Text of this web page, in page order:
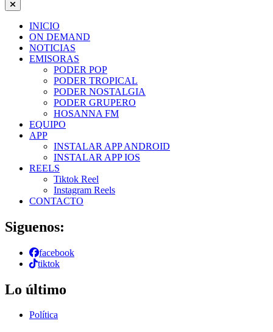
INICIO
ON DEMAND
NOTICIAS
EMISORAS
PODER POP
PODER TROPICAL
PODER NOSTALGIA
PODER GRUPERO
HOSANNA FM
EQUIPO
APP
INSTALAR APP ANDROID
INSTALAR APP IOS
REELS
Tiktok Reel
Instagram Reels
CONTACTO
Siguenos:
facebook
tiktok
Lo último
Política